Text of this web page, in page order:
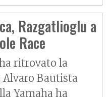
Razgatlioglu a
Race
ritrovato la
Bautista
Yamaha ha